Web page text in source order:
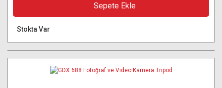
Sepete Ekle
Stokta Var